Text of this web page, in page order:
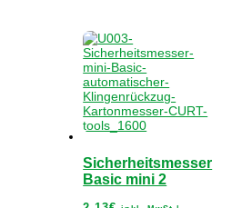
Sicherheitsmesser
Basic mini 2